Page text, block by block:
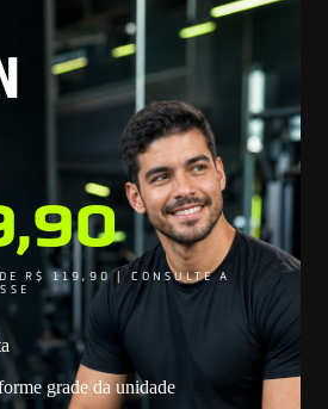
R$ 119,90 | CONSULTE A
grade da unidade